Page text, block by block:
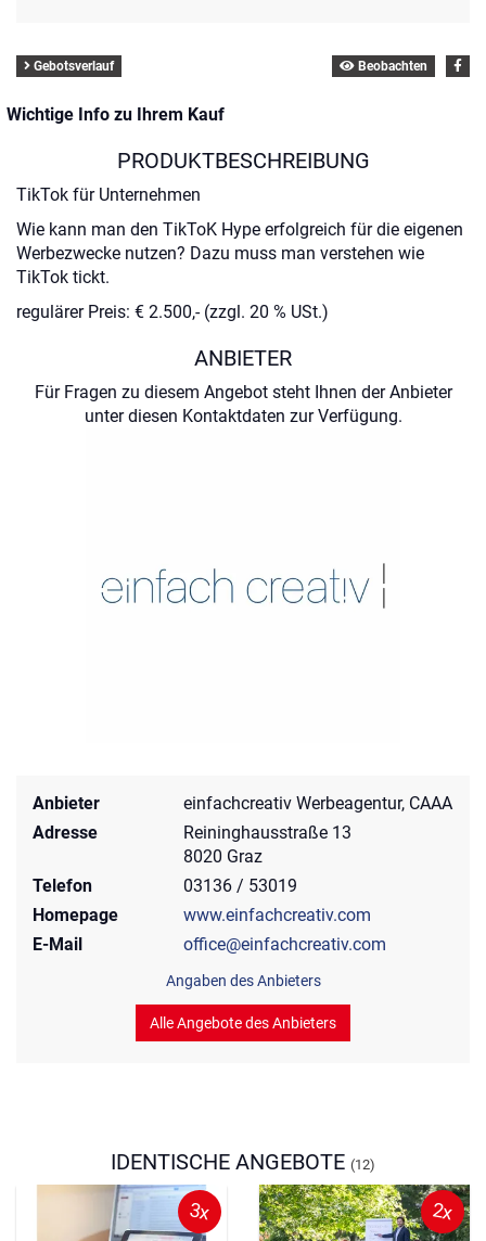
Gebotsverlauf Beobachten
Wichtige Info zu Ihrem Kauf
PRODUKTBESCHREIBUNG
TikTok für Unternehmen
Wie kann man den TikToK Hype erfolgreich für die eigenen
Werbezwecke nutzen? Dazu muss man verstehen wie
TikTok tickt.
regulärer Preis: € 2.500,- (zzgl. 20 % USt.)
ANBIETER
Für Fragen zu diesem Angebot steht Ihnen der Anbieter
unter diesen Kontaktdaten zur Verfügung.
Anbieter
einfachcreativ Werbeagentur, CAAA
Adresse
Reininghausstraße 13
8020 Graz
Telefon
03136 / 53019
Homepage
www.einfachcreativ.com
E-Mail
office@einfachcreativ.com
Angaben des Anbieters
Alle Angebote des Anbieters
IDENTISCHE ANGEBOTE (12)
3x 2x